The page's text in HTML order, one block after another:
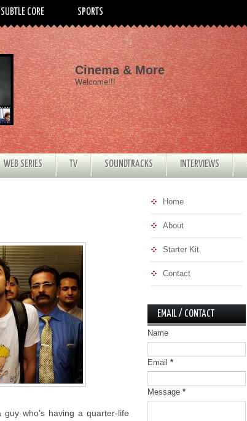
SUBTLE CORE SPORTS
Cinema & More
Welcome!!!
WEB SERIES TV SOUNDTRACKS INTERVIEWS
who's having a quarter-life
Home
About
Starter Kit
Contact
EMAIL / CONTACT
Name
Email *
Message *